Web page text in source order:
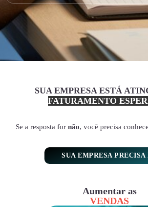
SUA EMPRESA ESTÁ
FATURAMENTO
Se a resposta for não, você precisa
SUA EMPRESA PRECISA
Aumentar as
VENDAS